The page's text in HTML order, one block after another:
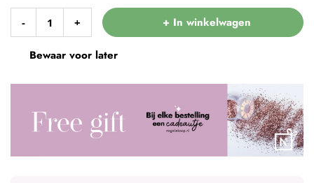
- + + In winkelwagen
Bewaar voor later